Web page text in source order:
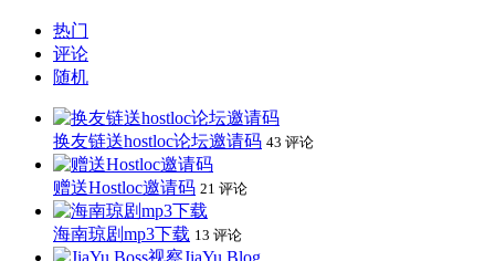
热门
评论
随机
换友链送hostloc论坛邀请码 43 评论
赠送Hostloc邀请码 21 评论
海南琼剧mp3下载 13 评论